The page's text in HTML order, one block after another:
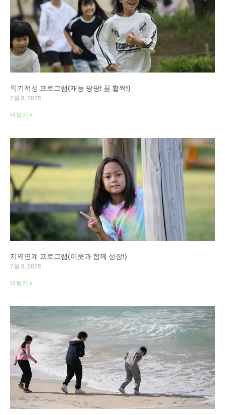
특기적성 프로그램(재능 팡팡! 꿈 활짝!)
7월 8, 2025
더보기 »
지역연계 프로그램(이웃과 함께 성장!)
7월 8, 2025
더보기 »